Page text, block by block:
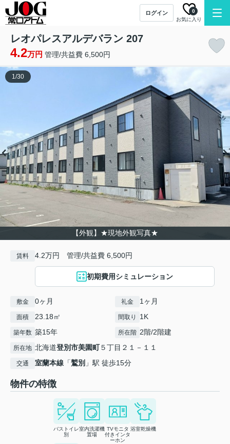
ログイン
お気に入り
0
レオパレスアルデバラン 207
4.2万円 管理/共益費 6,500円
【外観】★現地外観写真★
1/30
賃料 4.2万円 管理/共益費 6,500円
初期費用シミュレーション
敷金 0ヶ月 礼金 1ヶ月
面積 23.18㎡ 間取り 1K
築年数 築15年 所在階 2階/2階建
所在地 北海道登別市美園町５丁目２１－１１
交通 室蘭本線 「鷲別 」駅 徒歩15分
物件の特徴
バストイレ
別
室内洗濯機
置場
TVモニタ
付きインタ
ーホン
浴室乾燥機